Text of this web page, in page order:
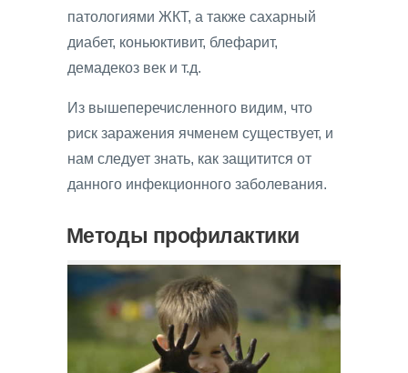
патологиями ЖКТ, а также сахарный
диабет, коньюктивит, блефарит,
демадекоз век и т.д.
Из вышеперечисленного видим, что
риск заражения ячменем существует, и
нам следует знать, как защитится от
данного инфекционного заболевания.
Методы профилактики